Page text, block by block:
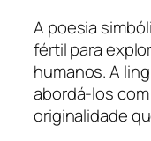
A poesia
fértil para
humanos. A
abordá-los
originalidade